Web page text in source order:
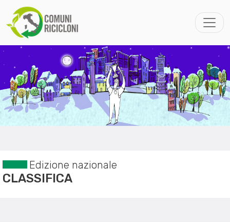
Edizione nazionale
CLASSIFICA